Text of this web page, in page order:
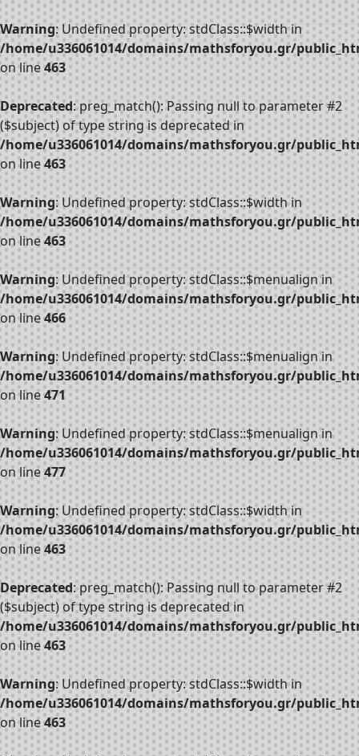
Warning: Undefined property: stdClass::$width in
/home/u336061014/domains/mathsforyou.gr/
on line463
Deprecated: preg_match(): Passing null to parameter #2
($subject) of type string is deprecated in
/home/u336061014/domains/mathsforyou.gr/
on line463
Warning: Undefined property: stdClass::$width in
/home/u336061014/domains/mathsforyou.gr/
on line463
Warning: Undefined property: stdClass::$menualign in
/home/u336061014/domains/mathsforyou.gr/
on line466
Warning: Undefined property: stdClass::$menualign in
/home/u336061014/domains/mathsforyou.gr/
on line471
Warning: Undefined property: stdClass::$menualign in
/home/u336061014/domains/mathsforyou.gr/
on line477
Warning: Undefined property: stdClass::$width in
/home/u336061014/domains/mathsforyou.gr/
on line463
Deprecated: preg_match(): Passing null to parameter #2
($subject) of type string is deprecated in
/home/u336061014/domains/mathsforyou.gr/
on line463
Warning: Undefined property: stdClass::$width in
/home/u336061014/domains/mathsforyou.gr/
on line463